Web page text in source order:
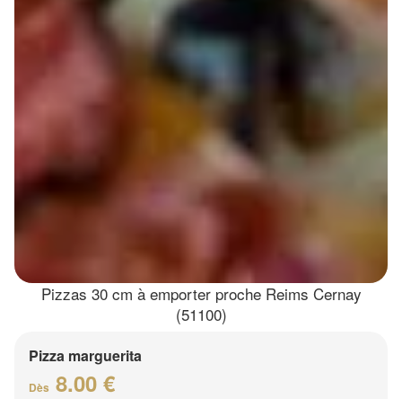
Pizzas 30 cm à emporter proche Reims Cernay
(51100)
Pizza marguerita
Dès 8.00 €